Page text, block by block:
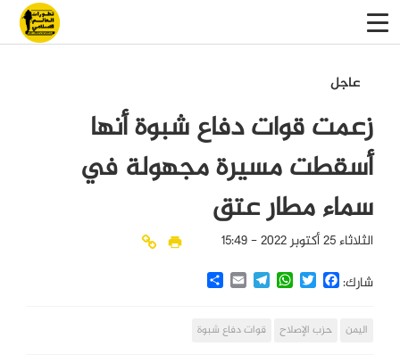
عاجل
زعمت قوات دفاع شبوة أنها
أسقطت مسيرة مجهولة في
سماء مطار عتق
الثلاثاء 25 أكتوبر 2022 - 15:49
شارك:
Facebook
Twitter
WhatsApp
Telegram
Email
Share
اليمن حزب الإصلاح قوات دفاع شبوة